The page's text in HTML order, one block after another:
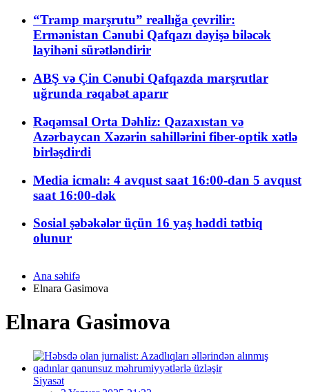
“Tramp marşrutu” reallığa çevrilir:
Ermənistan Cənubi Qafqazı dəyişə biləcək
layihəni sürətləndirir
ABŞ və Çin Cənubi Qafqazda marşrutlar
uğrunda rəqabət aparır
Rəqəmsal Orta Dəhliz: Qazaxıstan və
Azərbaycan Xəzərin sahillərini fiber-optik xətlə
birləşdirdi
Media icmalı: 4 avqust saat 16:00-dan 5 avqust
saat 16:00-dək
Sosial şəbəkələr üçün 16 yaş həddi tətbiq
olunur
Ana səhifə
Elnara Gasimova
Elnara Gasimova
Siyasət